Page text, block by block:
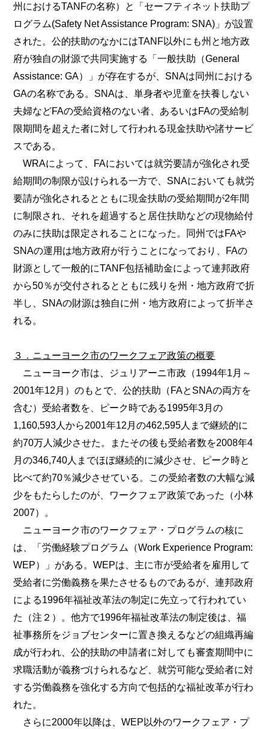
州におけるTANFの名称）と「セーフティネット扶助プ
ログラム(Safety Net Assistance Program: SNA)」が設置
された。公的扶助のなかにはTANF以外にも州と地方政
府が独自の財源で共同実施する「一般扶助（General
Assistance: GA）」が存在するが、SNAは同州における
GAの名称である。SNAは、単身者や児童を扶養しない
夫婦などFAの受給資格のない者、あるいはFAの受給制
限期間を超えた者に対して行われる現金扶助や諸サービ
スである。
WRAによって、FAにおいては就労要請が強化され受
給期間の制限が設けられる一方で、SNAにおいても就労
要請が強化されるとともに現金扶助の受給期間が2年間
に制限され、それを超過すると居住扶助などの現物給付
のみに扶助は限定されることになった。同州ではFAや
SNAの運用は地方政府が行うことになっており、FAの
財源として一般的にTANF包括補助金によって連邦政府
から50％が交付されるとともに残りを州・地方政府で折
半し、SNAの財源は独自に州・地方政府によって折半さ
れる。
３．ニューヨーク市のワークフェア政策の概要
ニューヨーク市は、ジュリアーニ市政（1994年1月～
2001年12月）のもとで、公的扶助（FAとSNAの両方を
含む）受給者数を、ピーク時である1995年3月の
1,160,593人から2001年12月の462,595人まで継続的に
約70万人減少させた。またその後も受給者数を2008年4
月の346,740人までほぼ継続的に減少させ、ピーク時と
比べて約70％減少させている。この受給者数の大幅な減
少をもたらしたのが、ワークフェア政策であった（小林
2007）。
ニューヨーク市のワークフェア・プログラムの核に
は、「労働経験プログラム（Work Experience Program:
WEP）」がある。WEPは、主に市が受給者を雇用して
受給者に労働義務を果たさせるものであるが、連邦政府
による1996年福祉改革法の制定に先立って行われてい
た（注２）。他方で1996年福祉改革法の制定後は、福
祉事務所をジョブセンターに置き換えるなどの組織再編
成が行われ、公的扶助の申請者に対しても審査期間中に
求職活動が義務づけられるなど、就労可能な受給者に対
する労働義務を強化する方向で包括的な福祉改革が行わ
れた。
さらに2000年以降は、WEP以外のワークフェア・プ